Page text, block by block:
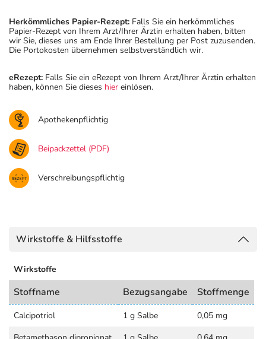
Herkömmliches Papier-Rezept: Falls Sie ein herkömmliches
Papier-Rezept von Ihrem Arzt/Ihrer Ärztin erhalten haben, bitten
wir Sie, dieses uns am Ende Ihrer Bestellung per Post zuzusenden.
Die Portokosten übernehmen selbstverständlich wir.
eRezept: Falls Sie ein eRezept von Ihrem Arzt/Ihrer Ärztin erhalten
haben, können Sie dieses hier einlösen.
Apothekenpflichtig
Beipackzettel (PDF)
Verschreibungspflichtig
Wirkstoffe & Hilfsstoffe
Wirkstoffe
Stoffname Bezugsangabe Stoffmenge
Calcipotriol 1 g Salbe
0,05 mg